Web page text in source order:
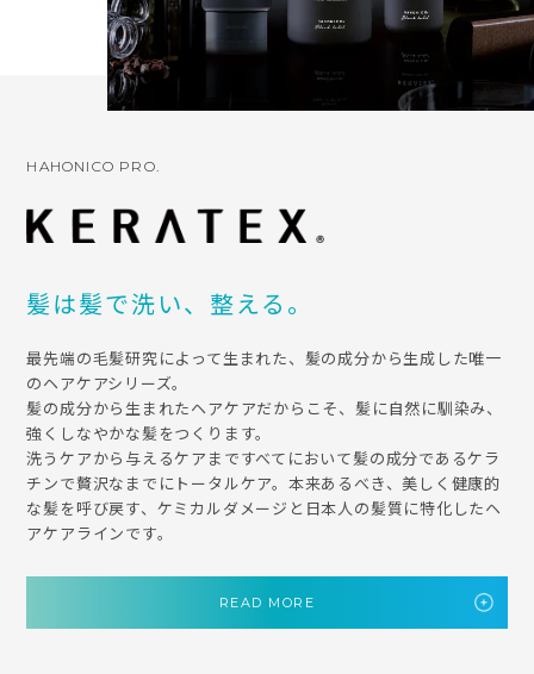
HAHONICO PRO.
髪は髪で洗い、整える。
最先端の毛髪研究によって生まれた、髪の成分から生成した唯一
のヘアケアシリーズ。
髪の成分から生まれたヘアケアだからこそ、髪に自然に馴染み、
強くしなやかな髪をつくります。
洗うケアから与えるケアまですべてにおいて髪の成分であるケラ
チンで贅沢なまでにトータルケア。本来あるべき、美しく健康的
な髪を呼び戻す、ケミカルダメージと日本人の髪質に特化したヘ
アケアラインです。
READ MORE